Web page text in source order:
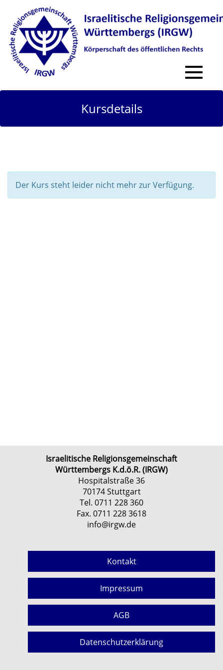
Toggle
Kursdetails
Der Kurs steht leider nicht mehr zur Verfügung.
Israelitische Religionsgemeinschaft
Württembergs K.d.ö.R. (IRGW)
Hospitalstraße 36
70174 Stuttgart
Tel. 0711 228 360
Fax. 0711 228 3618
info@irgw.de
Kontakt
Impressum
AGB
Datenschutzerklärung